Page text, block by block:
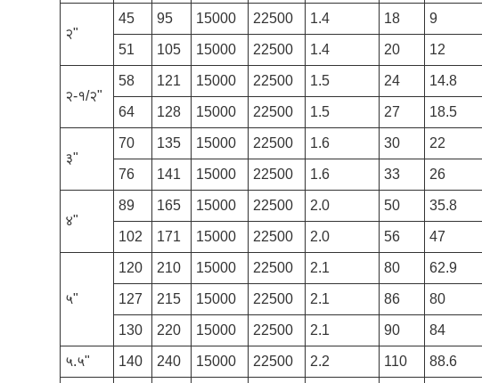
२"
45 95 15000 22500 1.4 18 9
51 105 15000 22500 1.4 20 12
२-१/२"
58 121 15000 22500 1.5 24 14.8
64 128 15000 22500 1.5 27 18.5
३"
70 135 15000 22500 1.6 30 22
76 141 15000 22500 1.6 33 26
४"
89 165 15000 22500 2.0 50 35.8
102 171 15000 22500 2.0 56 47
५"
120 210 15000 22500 2.1 80 62.9
127 215 15000 22500 2.1 86 80
130 220 15000 22500 2.1 90 84
५.५" 140 240 15000 22500 2.2 110 88.6